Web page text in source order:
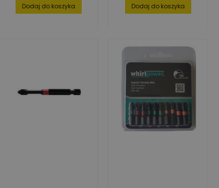
Dodaj do koszyka Dodaj do koszyka